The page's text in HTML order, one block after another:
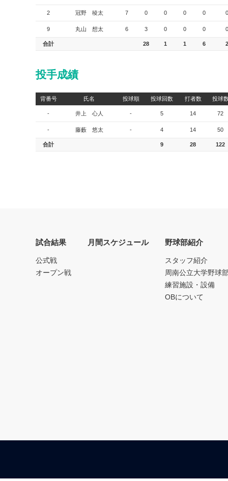
2 冠野 稜太 7 0 0 0 0 0
9 丸山 想太 6 3 0 0 0 0
合計 28 1 1 6 2
投手成績
背番号 氏名 投球順 投球回数 打者数 投球
- 井上 心人 - 5 14 72
- 藤藪 悠太 - 4 14 50
合計 9 28 122
試合結果
公式戦
オープン戦
月間スケジュール 野球部紹介
スタッフ紹介
周南公立大学野球
練習施設・設備
OBについて